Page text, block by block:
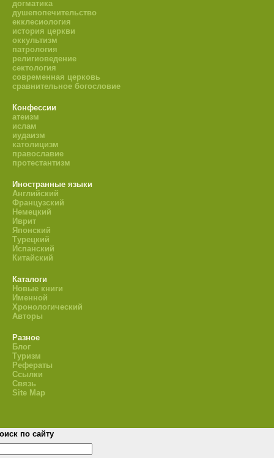
догматика
душепопечительство
екклесиология
история церкви
оккультизм
патрология
религиоведение
сектология
современная церковь
сравнительное богословие
Конфессии
атеизм
ислам
иудаизм
католицизм
православие
протестантизм
Иностранные языки
Английский
Французский
Немецкий
Иврит
Японский
Турецкий
Испанский
Китайский
Каталоги
Новые книги
Именной
Хронологический
Авторы
Разное
Блог
Туризм
Рефераты
Ссылки
Связь
Site Map
по сайту